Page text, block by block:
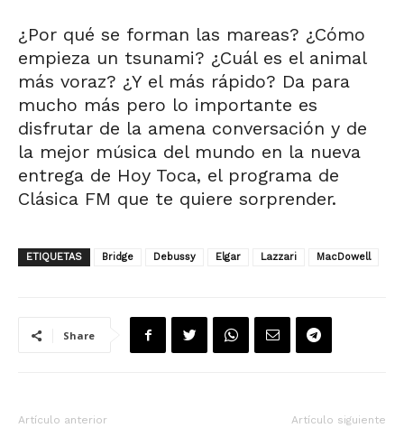
¿Por qué se forman las mareas? ¿Cómo
empieza un tsunami? ¿Cuál es el animal
más voraz? ¿Y el más rápido? Da para
mucho más pero lo importante es
disfrutar de la amena conversación y de
la mejor música del mundo en la nueva
entrega de Hoy Toca, el programa de
Clásica FM que te quiere sorprender.
ETIQUETAS Bridge Debussy Elgar Lazzari MacDowell
Share
Artículo anterior Artículo siguiente